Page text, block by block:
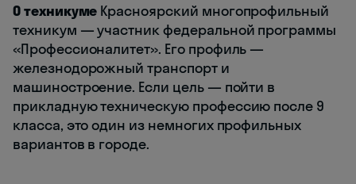
О техникуме Красноярский многопрофильный
техникум — участник федеральной программы
«Профессионалитет». Его профиль —
железнодорожный транспорт и
машиностроение. Если цель — пойти в
прикладную техническую профессию после 9
класса, это один из немногих профильных
вариантов в городе.